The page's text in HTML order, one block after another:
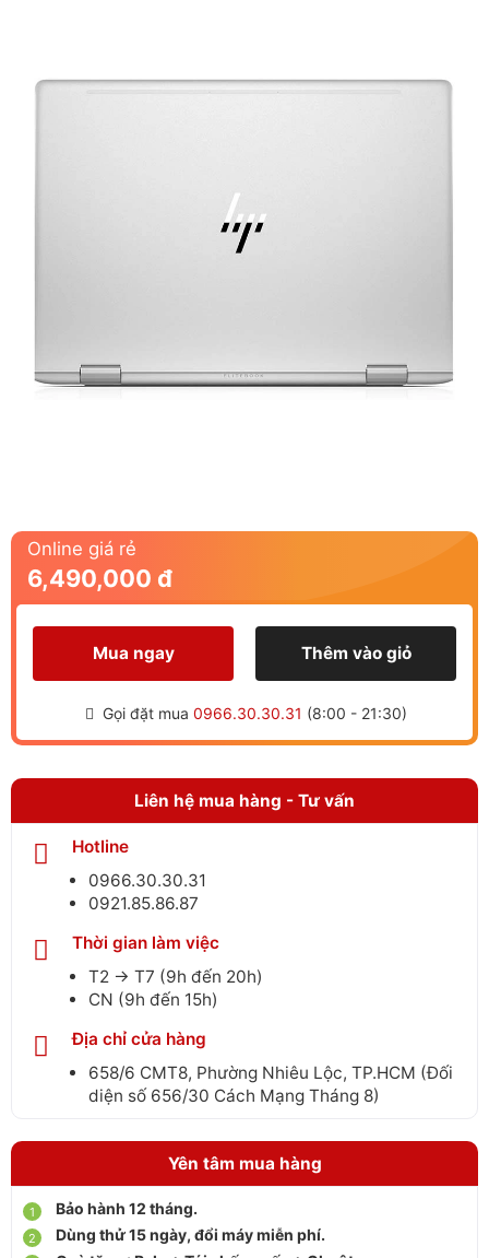
Online giá rẻ
6,490,000 đ
Mua ngay Thêm vào giỏ
Gọi đặt mua 0966.30.30.31 (8:00 - 21:30)
Liên hệ mua hàng - Tư vấn
Hotline
0966.30.30.31
0921.85.86.87
Thời gian làm việc
T2 → T7 (9h đến 20h)
CN (9h đến 15h)
Địa chỉ cửa hàng
658/6 CMT8, Phường Nhiêu Lộc, TP.HCM (Đối
diện số 656/30 Cách Mạng Tháng 8)
Yên tâm mua hàng
Bảo hành 12 tháng.
Dùng thử 15 ngày, đổi máy miễn phí.